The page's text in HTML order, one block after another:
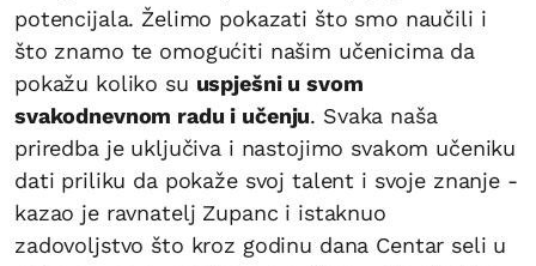
potencijala. Želimo pokazati što smo naučili i
što znamo te omogućiti našim učenicima da
pokažu koliko su uspješni u svom
svakodnevnom radu i učenju. Svaka naša
priredba je uključiva i nastojimo svakom učeniku
dati priliku da pokaže svoj talent i svoje znanje -
kazao je ravnatelj Zupanc i istaknuo
zadovoljstvo što kroz godinu dana Centar seli u